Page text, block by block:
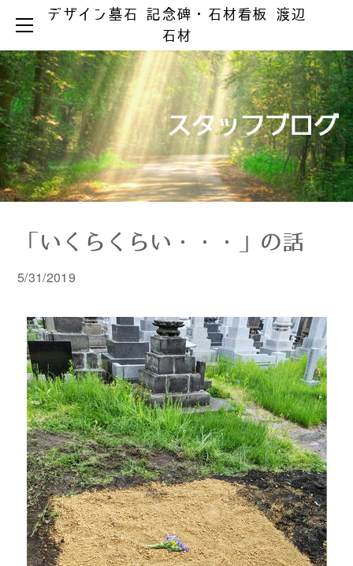
デザイン墓石 記念碑・石材看板 渡辺
石材
スタッフブログ
「いくらくらい・・・」の話
5/31/2019
HOME
お墓ができるまで
お墓の知識
お手入れとマナー
製品ラインアップ
デザイン墓石
和型墓石
洋型・和洋型墓石
彫刻・石材看板
お墓のリフォーム
リフォーム事例集
器具の取替え
文字の色入れ
メジ補修・積替え
クリーニング
墓じまい
納骨の仕方
会社案内
霊園情報
お問い合わせ